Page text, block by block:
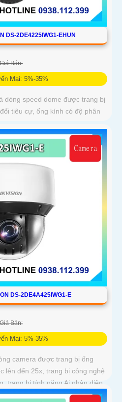
DS-2DE4225IWG1-EHUN
Giá Bán:
Mại: 5%-35%
dòng speed dome được trang bị
tiêu cự, ống kính có độ phân
DS-2DE4A425IWG1-E
Giá Bán:
Mại: 5%-35%
camera được trang bị ống
lên đến 25x, trang bị công nghệ
trang bị tính năng Ai nhận diện
khi kết hợp chung với đầu ghi